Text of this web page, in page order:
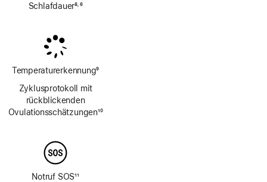
Schlafdauer8, 6
Temperaturerkennung9
Zyklusprotokoll mit
rückblickenden
Ovulations­schätzungen10
Notruf SOS11